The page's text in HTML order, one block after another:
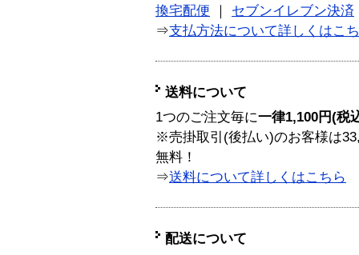
換宅配便
セブンイレブン決済
⇒支払方法について詳しくはこ
送料について
1つのご注文毎に一律1,100円(税
※売掛取引(後払い)のお客様は
無料！
⇒送料について詳しくはこちら
配送について